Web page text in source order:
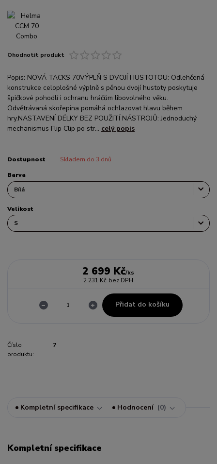
Ohodnotit produkt
Popis: NOVÁ TACKS 70VÝPLŇ S DVOJÍ HUSTOTOU: Odlehčená
konstrukce celoplošné výplně s pěnou dvojí hustoty poskytuje
špičkové pohodlí i ochranu hráčům libovolného věku.
Odvětrávaná skořepina pomáhá ochlazovat hlavu během
hry.NASTAVENÍ DÉLKY BEZ POUŽITÍ NÁSTROJŮ: Jednoduchý
mechanismus Flip Clip po str... celý popis
Dostupnost Skladem do 3 dnů
Barva
Velikost
2 699 Kč/ks
2 231 Kč bez DPH
Přidat do košíku
Číslo
produktu:
7
Kompletní specifikace Hodnocení 0
Kompletní specifikace